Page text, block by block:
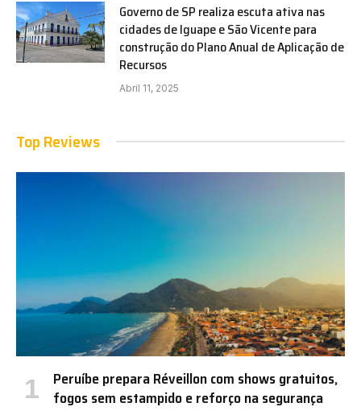
Governo de SP realiza escuta ativa nas
cidades de Iguape e São Vicente para
construção do Plano Anual de Aplicação de
Recursos
Abril 11, 2025
Top Reviews
Peruíbe prepara Réveillon com shows gratuitos,
fogos sem estampido e reforço na segurança